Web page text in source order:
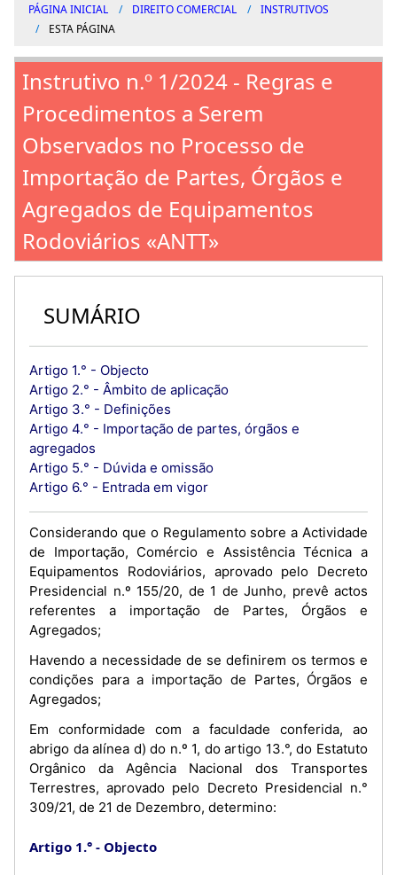
PÁGINA INICIAL DIREITO COMERCIAL
INSTRUTIVOS
ESTA PÁGINA
Instrutivo n.º 1/2024 - Regras e
Procedimentos a Serem
Observados no Processo de
Importação de Partes, Órgãos e
Agregados de Equipamentos
Rodoviários «ANTT»
SUMÁRIO
Artigo 1.° - Objecto
Artigo 2.° - Âmbito de aplicação
Artigo 3.° - Definições
Artigo 4.° - Importação de partes, órgãos e
agregados
Artigo 5.° - Dúvida e omissão
Artigo 6.° - Entrada em vigor
Considerando que o Regulamento sobre a Actividade
de Importação, Comércio е Assistência Técnica a
Equipamentos Rodoviários, aprovado pelo Decreto
Presidencial n.º 155/20, de 1 de Junho, prevê actos
referentes a importação de Partes, Órgãos e
Agregados;
Havendo a necessidade de se definirem os termos e
condições para a importação de Partes, Órgãos e
Agregados;
Em conformidade com a faculdade conferida, ao
abrigo da alínea d) do n.º 1, do artigo 13.°, do Estatuto
Orgânico da Agência Nacional dos Transportes
Terrestres, aprovado pelo Decreto Presidencial n.°
309/21, de 21 de Dezembro, determino:
Artigo 1.° Objecto